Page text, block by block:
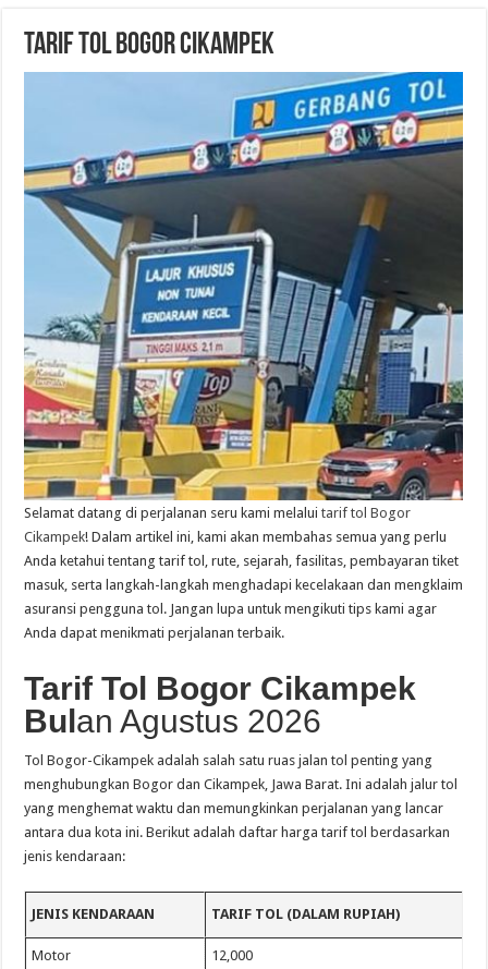
Tarif Tol Bogor Cikampek
Selamat datang di perjalanan seru kami melaluitarif tol Bogor
Cikampek! Dalam artikel ini, kami akan membahas semua yang perlu
Anda ketahui tentang tarif tol, rute, sejarah, fasilitas, pembayaran tiket
masuk, serta langkah-langkah menghadapi kecelakaan dan mengklaim
asuransi pengguna tol. Jangan lupa untuk mengikuti tips kami agar
Anda dapat menikmati perjalanan terbaik.
Tarif Tol Bogor Cikampek
Bulan Agustus 2026
Tol Bogor-Cikampek adalah salah satu ruas jalan tol penting yang
menghubungkan Bogor dan Cikampek, Jawa Barat. Ini adalah jalur tol
yang menghemat waktu dan memungkinkan perjalanan yang lancar
antara dua kota ini. Berikut adalah daftar harga tarif tol berdasarkan
jenis kendaraan:
JENIS KENDARAAN TARIF TOL (DALAM RUPIAH)
Motor 12,000